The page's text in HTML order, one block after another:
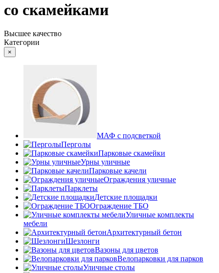
со скамейками
Высшее качество
Категории
×
МАФ с подсветкой
Перголы
Парковые скамейки
Урны уличные
Парковые качели
Ограждения уличные
Парклеты
Детские площадки
Ограждение ТБО
Уличные комплекты
мебели
Архитектурный бетон
Шезлонги
Вазоны для цветов
Велопарковки для парков
Уличные столы